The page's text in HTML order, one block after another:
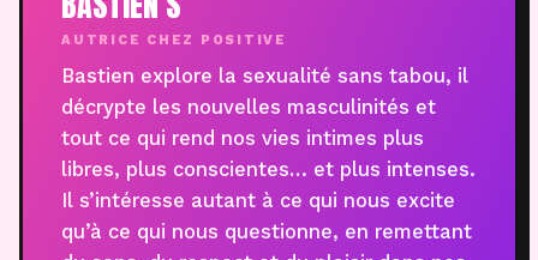
AUTRICE CHEZ POSITIVE
Bastien explore la sexualité sans tabou, il
décrypte les nouvelles masculinités et
tout ce qui rend nos vies intimes plus
libres, plus conscientes… et plus intenses.
Il s’intéresse autant à ce qui nous excite
qu’à ce qui nous questionne, en remettant